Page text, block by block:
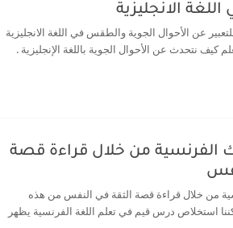
الانجليزية
عن الأحوال الجوية والطقس في اللغة الانجليزية
كيف نتحدث عن الأحوال الجوية باللغة الإنجليزية .
الفرنسية من خلال قراءة قصة
من خلال قراءة قصة الثقة في النفس من هذه
استخلاص درس قيم في تعلم اللغة الفرنسية يظهر